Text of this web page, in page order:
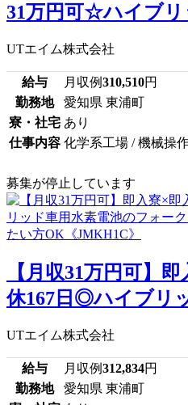
31万円可☆ハイブリ
UTエイム株式会社
給与 月収例310,510円
勤務地
愛知県 東浦町
寮・社宅 あり
仕事内容 化学系工場 / 機械操
募集が停止しています
【月収31万円可】
休167日◎ハイブリ
UTエイム株式会社
給与 月収例312,834円
勤務地
愛知県 東浦町